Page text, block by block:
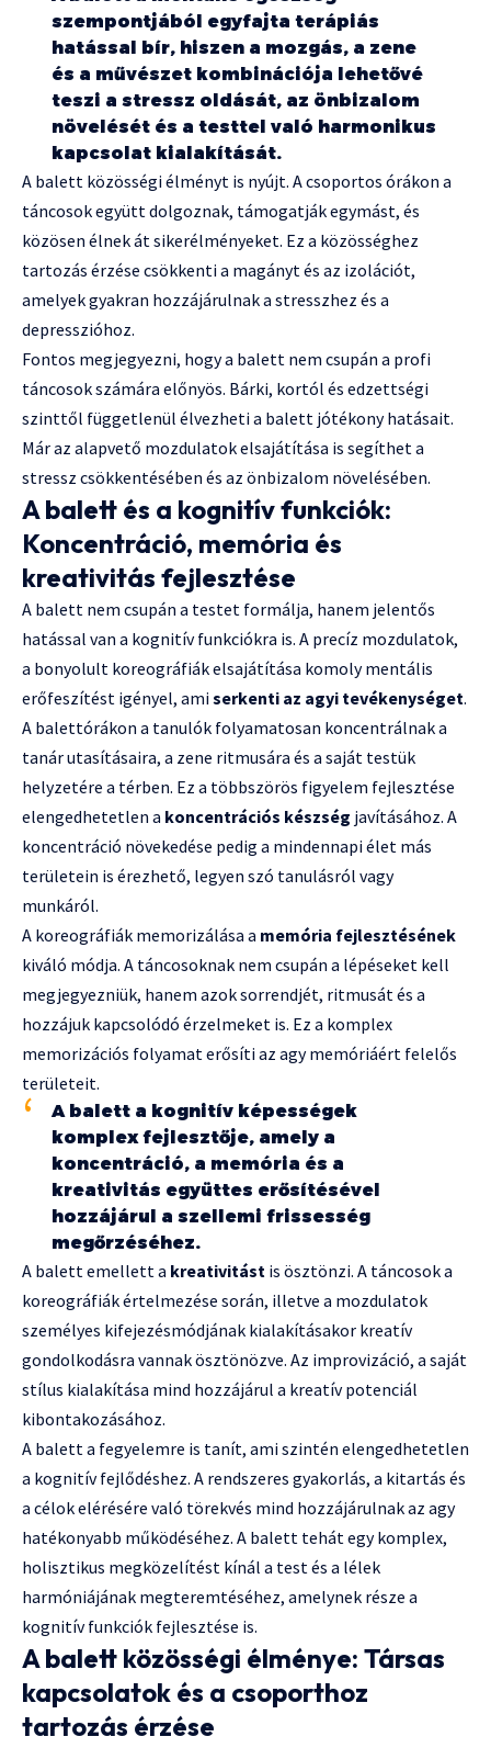
szempontjából egyfajta terápiás
hatással bír, hiszen a mozgás, a zene
és a művészet kombinációja lehetővé
teszi a stressz oldását, az önbizalom
növelését és a testtel való harmonikus
kapcsolat kialakítását.
A balett közösségi élményt is nyújt. A csoportos órákon a
táncosok együtt dolgoznak, támogatják egymást, és
közösen élnek át sikerélményeket. Ez a közösséghez
tartozás érzése csökkenti a magányt és az izolációt,
amelyek gyakran hozzájárulnak a stresszhez és a
depresszióhoz.
Fontos megjegyezni, hogy a balett nem csupán a profi
táncosok számára előnyös. Bárki, kortól és edzettségi
szinttől függetlenül élvezheti a balett jótékony hatásait.
Már az alapvető mozdulatok elsajátítása is segíthet a
stressz csökkentésében és az önbizalom növelésében.
A balett és a kognitív funkciók:
Koncentráció, memória és
kreativitás fejlesztése
A balett nem csupán a testet formálja, hanem jelentős
hatással van a kognitív funkciókra is. A precíz mozdulatok,
a bonyolult koreográfiák elsajátítása komoly mentális
erőfeszítést igényel, amiserkenti az agyi tevékenységet.
A balettórákon a tanulók folyamatosan koncentrálnak a
tanár utasításaira, a zene ritmusára és a saját testük
helyzetére a térben. Ez a többszörös figyelem fejlesztése
elengedhetetlen a koncentrációs készség javításához. A
koncentráció növekedése pedig a mindennapi élet más
területein is érezhető, legyen szó tanulásról vagy
munkáról.
A koreográfiák memorizálása a memória fejlesztésének
kiváló módja. A táncosoknak nem csupán a lépéseket kell
megjegyezniük, hanem azok sorrendjét, ritmusát és a
hozzájuk kapcsolódó érzelmeket is. Ez a komplex
memorizációs folyamat erősíti az agy memóriáért felelős
területeit.
A balett a kognitív képességek
komplex fejlesztője, amely a
koncentráció, a memória és a
kreativitás együttes erősítésével
hozzájárul a szellemi frissesség
megőrzéséhez.
A balett emellett a kreativitást is ösztönzi. A táncosok a
koreográfiák értelmezése során, illetve a mozdulatok
személyes kifejezésmódjának kialakításakor kreatív
gondolkodásra vannak ösztönözve. Az improvizáció, a saját
stílus kialakítása mind hozzájárul a kreatív potenciál
kibontakozásához.
A balett a fegyelemre is tanít, ami szintén elengedhetetlen
a kognitív fejlődéshez. A rendszeres gyakorlás, a kitartás és
a célok elérésére való törekvés mind hozzájárulnak az agy
hatékonyabb működéséhez. A balett tehát egy komplex,
holisztikus megközelítést kínál a test és a lélek
harmóniájának megteremtéséhez, amelynek része a
kognitív funkciók fejlesztése is.
A balett közösségi élménye: Társas
kapcsolatok és a csoporthoz
tartozás érzése